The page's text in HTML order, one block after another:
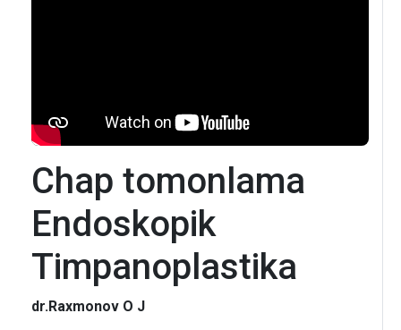
Chap tomonlama
Endoskopik
Timpanoplastika
dr.Raxmonov O J